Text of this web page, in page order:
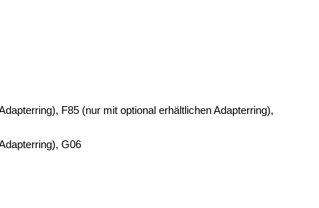
F85 (nur mit optional erhältlichen Adapterring),
G06